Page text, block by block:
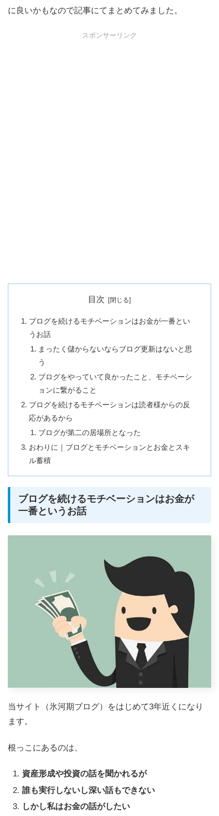
に良いかもなので記事にてまとめてみました。
スポンサーリンク
目次
ブログを続けるモチベーションはお金が一番とい
うお話
まったく儲からないならブログ更新はないと思
う
ブログをやっていて良かったこと、モチベーシ
ョンに繋がること
ブログを続けるモチベーションは読者様からの反
応があるから
ブログが第二の居場所となった
おわりに｜ブログとモチベーションとお金とスキ
ル蓄積
ブログを続けるモチベーションはお金が
一番というお話
当サイト（氷河期ブログ）をはじめて3年近くになり
ます。
根っこにあるのは、
資産形成や投資の話を聞かれるが
誰も実行しないし深い話もできない
しかし私はお金の話がしたい